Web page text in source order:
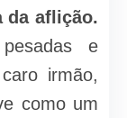
da aflição.
e
irmão,
como um